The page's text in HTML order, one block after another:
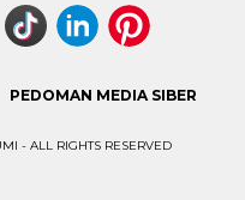
PEDOMAN MEDIA SIBER
- ALL RIGHTS RESERVED